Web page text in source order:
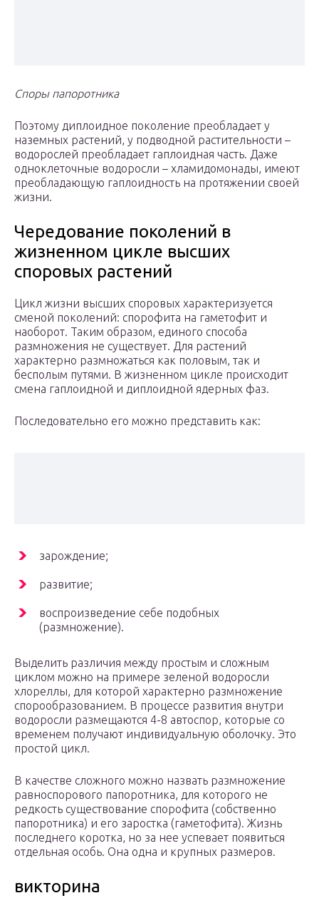
Споры папоротника
Поэтому диплоидное поколение преобладает у
наземных растений, у подводной растительности –
водорослей преобладает гаплоидная часть. Даже
одноклеточные водоросли – хламидомонады, имеют
преобладающую гаплоидность на протяжении своей
жизни.
Чередование поколений в
жизненном цикле высших
споровых растений
Цикл жизни высших споровых характеризуется
сменой поколений: спорофита на гаметофит и
наоборот. Таким образом, единого способа
размножения не существует. Для растений
характерно размножаться как половым, так и
бесполым путями. В жизненном цикле происходит
смена гаплоидной и диплоидной ядерных фаз.
Последовательно его можно представить как:
зарождение;
развитие;
воспроизведение себе подобных
(размножение).
Выделить различия между простым и сложным
циклом можно на примере зеленой водоросли
хлореллы, для которой характерно размножение
спорообразованием. В процессе развития внутри
водоросли размещаются 4-8 автоспор, которые со
временем получают индивидуальную оболочку. Это
простой цикл.
В качестве сложного можно назвать размножение
равноспорового папоротника, для которого не
редкость существование спорофита (собственно
папоротника) и его заростка (гаметофита). Жизнь
последнего коротка, но за нее успевает появиться
отдельная особь. Она одна и крупных размеров.
викторина